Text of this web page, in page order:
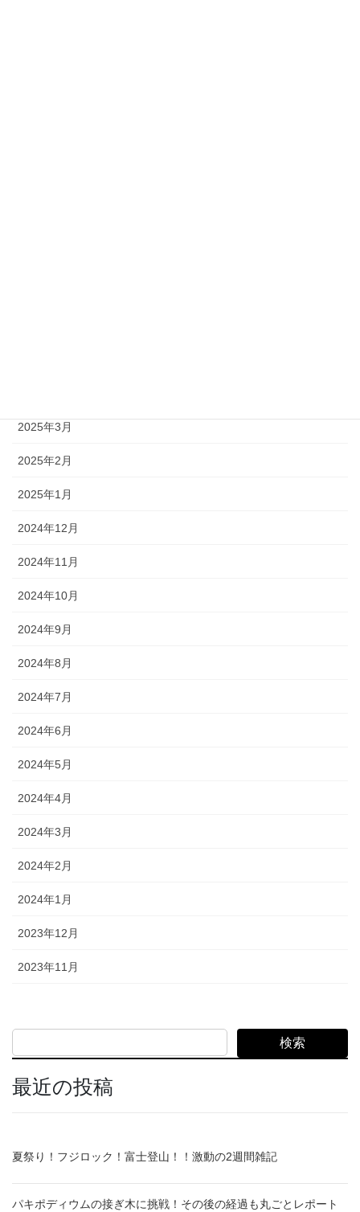
2025年3月
2025年2月
2025年1月
2024年12月
2024年11月
2024年10月
2024年9月
2024年8月
2024年7月
2024年6月
2024年5月
2024年4月
2024年3月
2024年2月
2024年1月
2023年12月
2023年11月
検索
最近の投稿
夏祭り！フジロック！富士登山！！激動の2週間雑記
パキポディウムの接ぎ木に挑戦！その後の経過も丸ごとレポート